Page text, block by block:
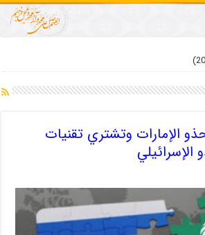
الإمارات وتشتري تقنيات